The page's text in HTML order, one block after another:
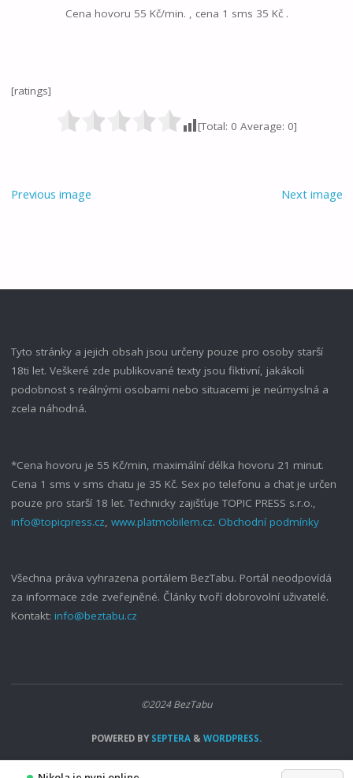
Cena hovoru 55 Kč/min. , cena 1 sms 35 Kč .
[ratings]
[Total: 0 Average: 0]
Previous image Next image
Tyto stránky a jejich obsah jsou určeny pouze pro osoby starší
18ti let. Veškeré zde publikované texty jsou fiktivní, jakákoli
podobnost s reálnými osobami nebo situacemi je neúmyslná a
zcela náhodná.
*Cena hovoru je 55 Kč/min, maximální délka hovoru 21 minut.
Cena 1 sms v sms chatu je 35 Kč. Sex po telefonu a chat je určen
pouze pro starší 18 let. Technicky zajišťuje TOPIC PRESS s.r.o.,
info@topicpress.cz, www.platmobilem.cz. Obchodní podmínky
Všechna práva vyhrazena portálem BezTabu. Portál neodpovídá
za informace zde zveřejněné. Články tvoří dobrovolní uživatelé.
Kontakt: info@beztabu.cz
©2024 BezTabu
POWERED BYSEPTERA & WORDPRESS.